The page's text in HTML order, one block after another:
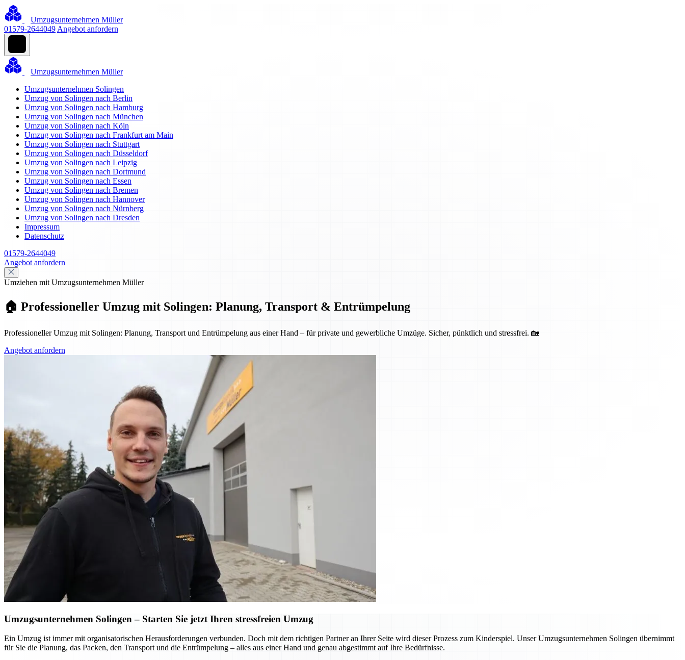
Umzugsunternehmen Müller
01579-2644049 Angebot anfordern
Umzugsunternehmen Müller
Umzugsunternehmen Solingen
Umzug von Solingen nach Berlin
Umzug von Solingen nach Hamburg
Umzug von Solingen nach München
Umzug von Solingen nach Köln
Umzug von Solingen nach Frankfurt am Main
Umzug von Solingen nach Stuttgart
Umzug von Solingen nach Düsseldorf
Umzug von Solingen nach Leipzig
Umzug von Solingen nach Dortmund
Umzug von Solingen nach Essen
Umzug von Solingen nach Bremen
Umzug von Solingen nach Hannover
Umzug von Solingen nach Nürnberg
Umzug von Solingen nach Dresden
Impressum
Datenschutz
01579-2644049
Angebot anfordern
Umziehen mit Umzugsunternehmen Müller
🏠 Professioneller Umzug mit Solingen: Planung, Transport & Entrümpelung
Professioneller Umzug mit Solingen: Planung, Transport und Entrümpelung aus einer Hand – für private und gewerbliche Umzüge. Sicher, pünktlich und stressfrei. 🏡
Angebot anfordern
Umzugsunternehmen Solingen – Starten Sie jetzt Ihren stressfreien Umzug
Ein Umzug ist immer mit organisatorischen Herausforderungen verbunden. Doch mit dem richtigen Partner an Ihrer Seite wird dieser Prozess zum Kinderspiel. Unser Umzugsunternehmen Solingen übernimmt
für Sie die Planung, das Packen, den Transport und die Entrümpelung – alles aus einer Hand und genau abgestimmt auf Ihre Bedürfnisse.